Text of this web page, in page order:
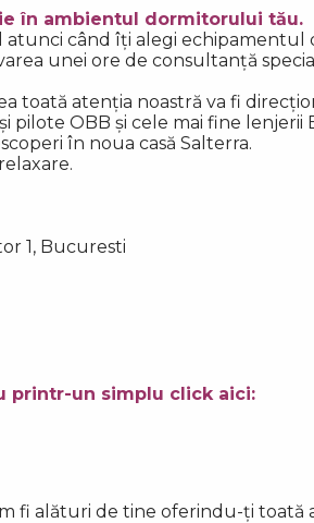
în ambientul dormitorului tău.
atunci când îți alegi echipamentul
unei ore de consultanță
toată atenția noastră va fi direcț
OBB și cele mai fine lenjerii
în noua casă Salterra.
1, Bucuresti
printr-un simplu click aici:
fi al ături de tine oferindu-ți toată